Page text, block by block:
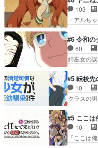
への恨み
早々変態
うなお声
ってまた
なたが嫌
いるのか
はあるで
転校して
ト発生か
103
・アルち
ねこが徘
ない普通
名前は江
い深いに
子の行動
てたにゃ
虫が大量
#6 令和の
60
姉巫女の
のアニメ
した事は
感想：父
想：薫く
雰囲気だ
さん♡こ
特に透過
#5 転校先
10
クラスの
もちゃん
のキャラ
希の級友
U-NEXT
#5 ここは
10
「ここ